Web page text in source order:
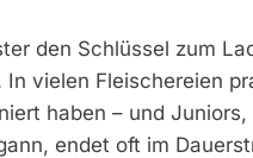
den Schlüssel zum
vielen Fleischereien
haben – und
endet oft im